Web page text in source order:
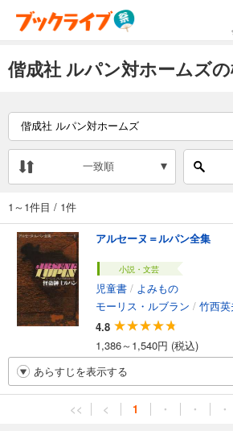
偕成社 ルパン対ホームズ
一致順
1～1件目 / 1件
アルセーヌ＝ルパン全集
小説・文芸
児童書 / よみもの
モーリス・ルブラン / 竹西英
4.8
1,386～1,540円 (税込)
あらすじを表示する
<< < 1 ・ ・ ・